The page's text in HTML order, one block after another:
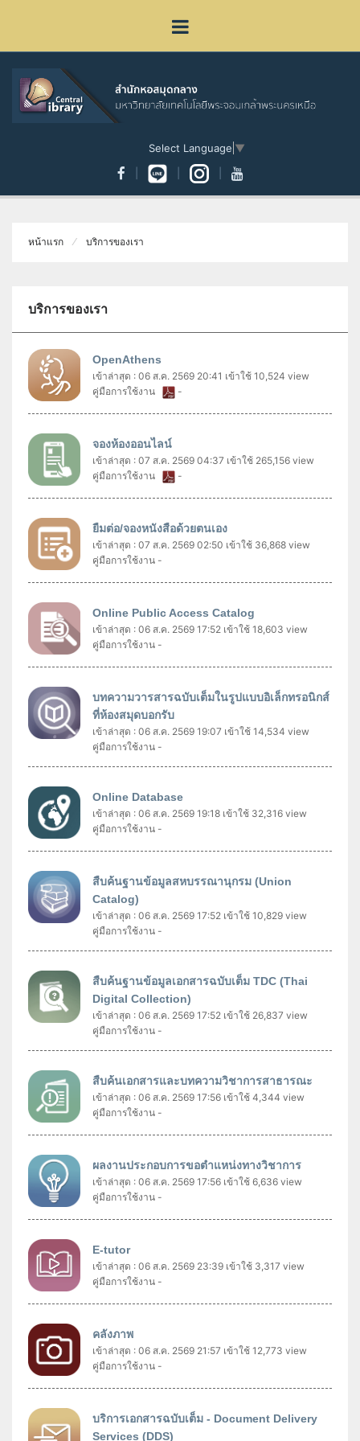
Select Language ▼
หน้าแรก บริการของเรา
บริการของเรา
OpenAthens
เข้าล่าสุด : 06 ส.ค. 2569 20:41 เข้าใช้ 10,524 view
คู่มือการใช้งาน
-
จองห้องออนไลน์
เข้าล่าสุด : 07 ส.ค. 2569 04:37 เข้าใช้ 265,156 view
คู่มือการใช้งาน
-
ยืมต่อ/จองหนังสือด้วยตนเอง
เข้าล่าสุด : 07 ส.ค. 2569 02:50 เข้าใช้ 36,868 view
คู่มือการใช้งาน -
Online Public Access Catalog
เข้าล่าสุด : 06 ส.ค. 2569 17:52 เข้าใช้ 18,603 view
คู่มือการใช้งาน -
บทความวารสารฉบับเต็มในรูปแบบอิเล็กทรอนิกส์
ที่ห้องสมุดบอกรับ
เข้าล่าสุด : 06 ส.ค. 2569 19:07 เข้าใช้ 14,534 view
คู่มือการใช้งาน -
Online Database
เข้าล่าสุด : 06 ส.ค. 2569 19:18 เข้าใช้ 32,316 view
คู่มือการใช้งาน -
สืบค้นฐานข้อมูลสหบรรณานุกรม (Union
Catalog)
เข้าล่าสุด : 06 ส.ค. 2569 17:52 เข้าใช้ 10,829 view
คู่มือการใช้งาน -
สืบค้นฐานข้อมูลเอกสารฉบับเต็ม TDC (Thai
Digital Collection)
เข้าล่าสุด : 06 ส.ค. 2569 17:52 เข้าใช้ 26,837 view
คู่มือการใช้งาน -
สืบค้นเอกสารและบทความวิชาการสาธารณะ
เข้าล่าสุด : 06 ส.ค. 2569 17:56 เข้าใช้ 4,344 view
คู่มือการใช้งาน -
ผลงานประกอบการขอตำแหน่งทางวิชาการ
เข้าล่าสุด : 06 ส.ค. 2569 17:56 เข้าใช้ 6,636 view
คู่มือการใช้งาน -
E-tutor
เข้าล่าสุด : 06 ส.ค. 2569 23:39 เข้าใช้ 3,317 view
คู่มือการใช้งาน -
คลังภาพ
เข้าล่าสุด : 06 ส.ค. 2569 21:57 เข้าใช้ 12,773 view
คู่มือการใช้งาน -
บริการเอกสารฉบับเต็ม - Document Delivery
Services (DDS)